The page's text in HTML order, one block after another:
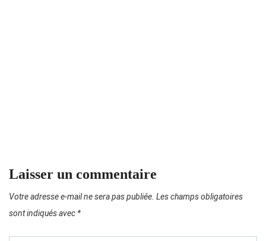
Laisser un commentaire
Votre adresse e-mail ne sera pas publiée. Les champs obligatoires
sont indiqués avec *